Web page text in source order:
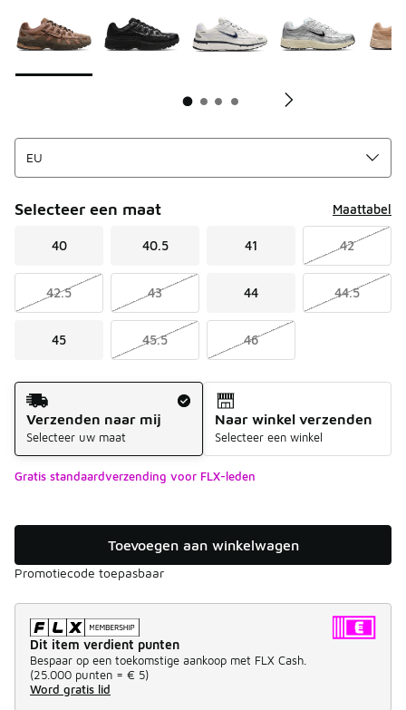
Selecteer een maat Maattabel
40 40.5 41 42
42.5 43 44 44.5
45 45.5 46
Verzendmethode
Verzenden naar mij
Selecteer uw maat
Naar winkel verzenden
Selecteer een winkel
Gratis standaardverzending voor FLX-leden
Toevoegen aan winkelwagen
Promotiecode toepasbaar
Dit item verdient punten
Bespaar op een toekomstige aankoop met FLX Cash.
(25.000 punten = € 5)
Word gratis lid